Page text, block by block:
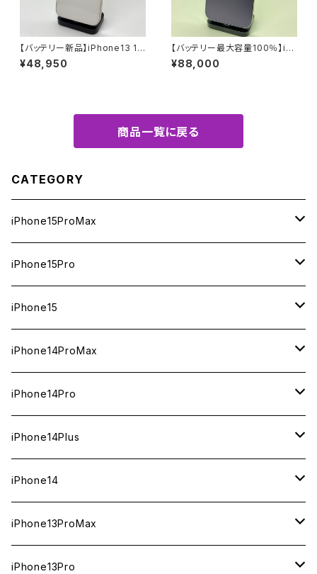
【バッテリー新品】iPhone13 12
8GB スターライト【SIMロック解
除済み】
¥48,950
【バッテリー最大容量100％】iP
hone14Pro 256GB ディープ
パープル【SIMロック解除済み】
¥88,000
商品一覧に戻る
CATEGORY
iPhone15ProMax
1TB
新品
中古（整備済み）
512GB
新品
中古（整備済み）
256GB
新品
中古（整備済み）
iPhone15Pro
1TB
新品
中古（整備済み）
512GB
新品
中古（整備済み）
256GB
新品
中古（整備済み）
128GB
新品
中古（整備済み）
iPhone15
512GB
新品
中古（整備済み）
256GB
新品
中古（整備済み）
128GB
新品
中古（整備済み）
iPhone14ProMax
1TB
新品
中古（整備済み）
512GB
新品
中古（整備済み）
256GB
新品
中古（整備済み）
128GB
新品
iPhone14Pro
1TB
新品
中古（整備済み）
512GB
新品
中古（整備済み）
256GB
新品
128GB
iPhone14Plus
512GB
新品
中古（整備済み）
256GB
新品
128GB
iPhone14
128GB
新品
256GB
iPhone13ProMax
1TB
iPhone13Pro